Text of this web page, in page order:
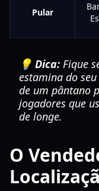
Pular
💡 Dica: Fique
estamina do
de um pântano
jogadores que
de longe.
O